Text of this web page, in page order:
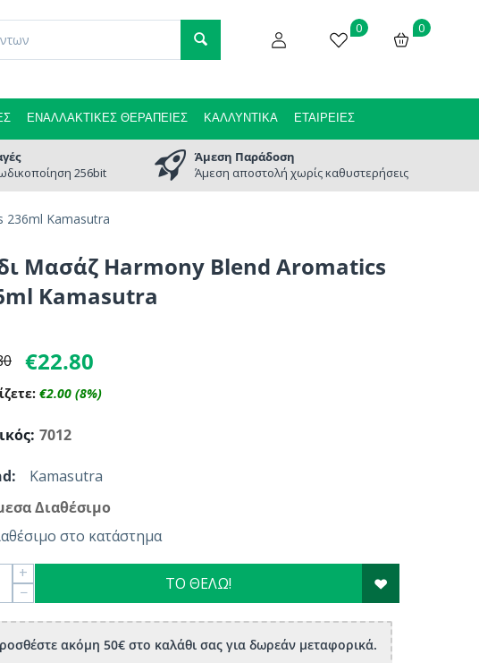
0
0
ΕΝΑΛΛΑΚΤΙΚΈΣ ΘΕΡΑΠΕΊΕΣ ΚΑΛΛΥΝΤΙΚΆ ΕΤΑΙΡΕΊΕΣ
256bit
Άμεση Παράδοση
Άμεση αποστολή χωρίς καθυστερήσεις
236ml Kamasutra
Μασάζ Harmony Blend Aromatics
Kamasutra
Kamasutra
€22.80
€2.00 (8%)
7012
Διαθέσιμο
στο κατάστημα
+
−
ΤΟ ΘΕΛΩ!
ακόμη 50€ στο καλάθι σας για δωρεάν μεταφορικά.